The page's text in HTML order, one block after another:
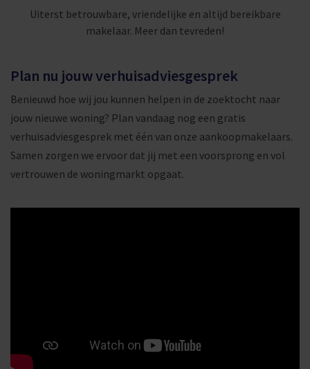
Uiterst betrouwbare, vriendelijke en altijd bereikbare
makelaar. Meer dan tevreden!
Plan nu jouw verhuisadviesgesprek
Benieuwd hoe wij jou kunnen helpen in de zoektocht naar
jouw nieuwe woning? Plan vandaag nog een gratis
verhuisadviesgesprek met één van onze aankoopmakelaars.
Samen zorgen we ervoor dat jij met een voorsprong en vol
vertrouwen de woningmarkt opgaat.